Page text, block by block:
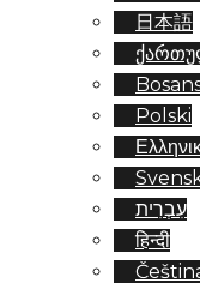
日本語
Polski
עִבְרִית
हिन्दी